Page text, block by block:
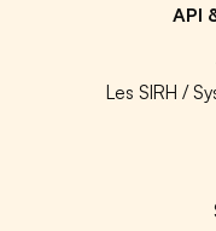
API
Les SIRH /